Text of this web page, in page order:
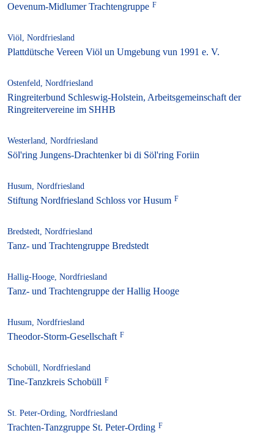
Oevenum-Midlumer Trachtengruppe
Viöl, Nordfriesland
Plattdütsche Vereen Viöl un Umgebung vun 1991 e. V.
Ostenfeld, Nordfriesland
Ringreiterbund Schleswig-Holstein, Arbeitsgemeinschaft der
Ringreitervereine im SHHB
Westerland, Nordfriesland
Söl'ring Jungens-Drachtenker bi di Söl'ring Foriin
Husum, Nordfriesland
Stiftung Nordfriesland Schloss vor Husum
Bredstedt, Nordfriesland
Tanz- und Trachtengruppe Bredstedt
Hallig-Hooge, Nordfriesland
Tanz- und Trachtengruppe der Hallig Hooge
Husum, Nordfriesland
Theodor-Storm-Gesellschaft
Schobüll, Nordfriesland
Tine-Tanzkreis Schobüll
St. Peter-Ording, Nordfriesland
Trachten-Tanzgruppe St. Peter-Ording